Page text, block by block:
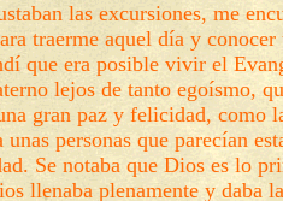
las excursiones, me
traerme aquel día y conocer
que era posible vivir el
lejos de tanto egoísmo,
gran paz y felicidad, como
personas que parecían
Se notaba que Dios es lo
llenaba plenamente y daba